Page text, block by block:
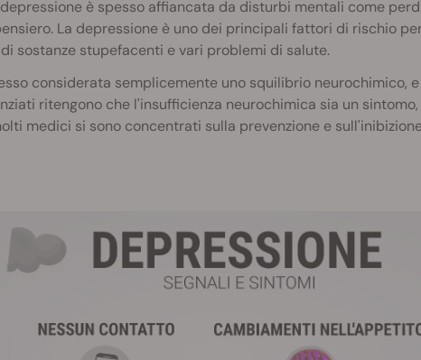
è spesso affiancata da disturbi mentali come
La depressione è uno dei principali fattori di rischio
sostanze stupefacenti e vari problemi di salute.
considerata semplicemente uno squilibrio neurochimico,
ritengono che l'insufficienza neurochimica sia un
medici si sono concentrati sulla prevenzione e